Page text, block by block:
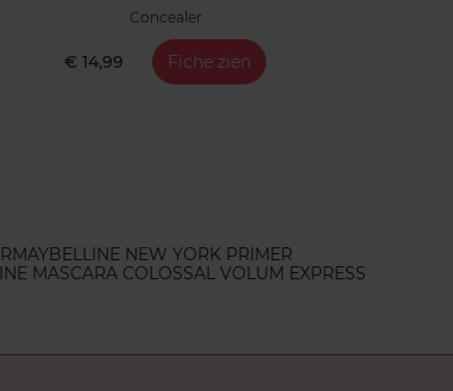
Concealer
€ 14,99 Fiche zien
MAYBELLINE NEW YORK PRIMER
MASCARA COLOSSAL VOLUM EXPRESS